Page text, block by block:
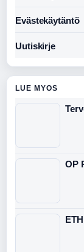
Evästekäytäntö
Uutiskirje
LUE MYOS
OP